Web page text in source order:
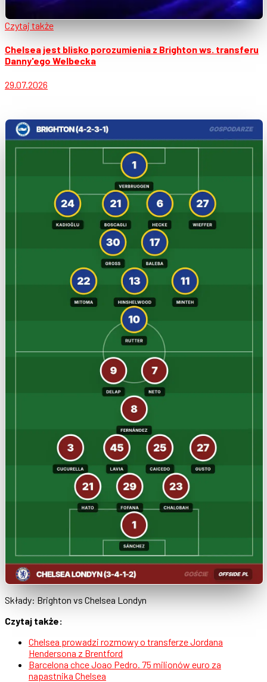
Czytaj także
Chelsea jest blisko porozumienia z Brighton ws. transferu
Danny'ego Welbecka
29.07.2026
Składy: Brighton vs Chelsea Londyn
Czytaj także:
Chelsea prowadzi rozmowy o transferze Jordana
Hendersona z Brentford
Barcelona chce Joao Pedro. 75 milionów euro za
napastnika Chelsea